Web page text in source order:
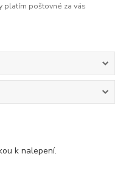
platím poštovné za vás
k nalepení.